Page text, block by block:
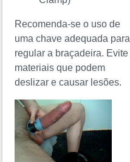
Recomenda-se o uso de
uma chave adequada para
regular a braçadeira. Evite
materiais que podem
deslizar e causar lesões.